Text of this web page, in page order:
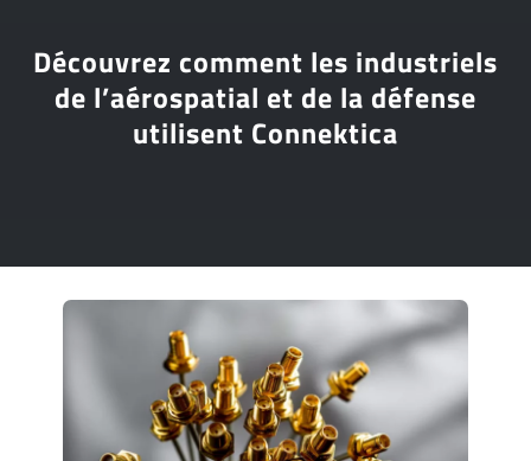
Découvrez comment les industriels
de l’aérospatial et de la défense
utilisent Connektica